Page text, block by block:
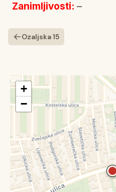
Zanimljivosti: –
←Ozaljska 15
+
−